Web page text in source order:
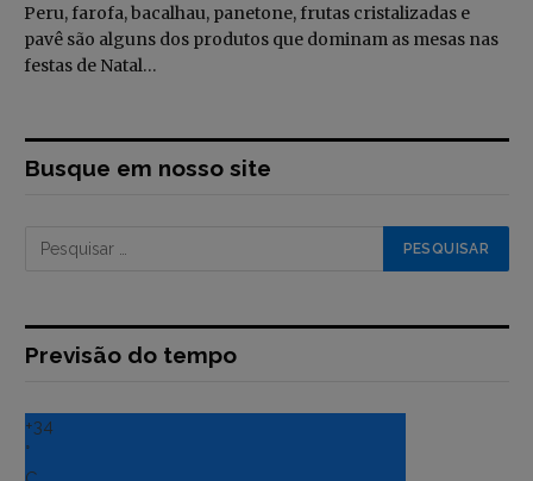
Peru, farofa, bacalhau, panetone, frutas cristalizadas e
pavê são alguns dos produtos que dominam as mesas nas
festas de Natal…
Busque em nosso site
Previsão do tempo
+34
°